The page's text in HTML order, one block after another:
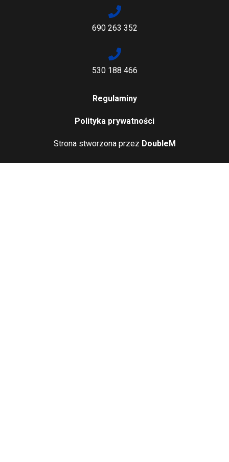
690 263 352
530 188 466
Regulaminy
Polityka prywatności
Strona stworzona przez DoubleM